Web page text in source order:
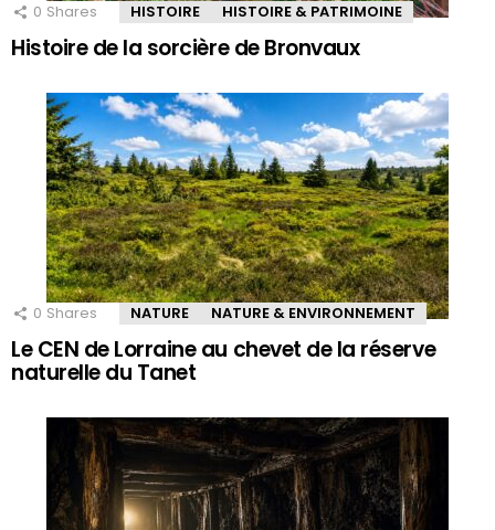
0 Shares HISTOIRE HISTOIRE & PATRIMOINE
Histoire de la sorcière de Bronvaux
0 Shares NATURE NATURE & ENVIRONNEMENT
Le CEN de Lorraine au chevet de la réserve
naturelle du Tanet